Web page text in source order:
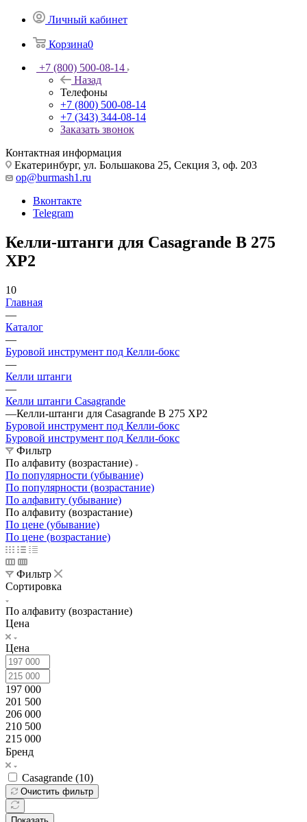
Личный кабинет
Корзина0
+7 (800) 500-08-14
Назад
Телефоны
+7 (800) 500-08-14
+7 (343) 344-08-14
Заказать звонок
Контактная информация
Екатеринбург, ул. Большакова 25, Секция 3, оф. 203
op@burmash1.ru
Вконтакте
Telegram
Келли-штанги для Casagrande B 275
XP2
10
Главная
—
Каталог
—
Буровой инструмент под Келли-бокс
—
Келли штанги
—
Келли штанги Casagrande
—Келли-штанги для Casagrande B 275 XP2
Буровой инструмент под Келли-бокс
Буровой инструмент под Келли-бокс
Фильтр
По алфавиту (возрастание)
По популярности (убывание)
По популярности (возрастание)
По алфавиту (убывание)
По алфавиту (возрастание)
По цене (убывание)
По цене (возрастание)
Фильтр
Сортировка
По алфавиту (возрастание)
Цена
Цена
197 000
201 500
206 000
210 500
215 000
Бренд
Casagrande (10)
Очистить фильтр